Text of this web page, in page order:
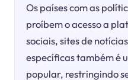
Os países com as
proíbem o acesso a
sociais, sites de
específicas também é
popular, restringindo